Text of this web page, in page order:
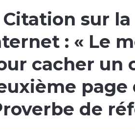
Citation sur
: « Le
cacher un
page
de